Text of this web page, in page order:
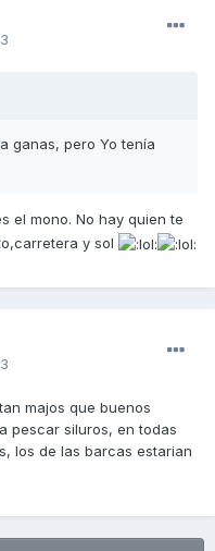
ganas, pero Yo tenía
el mono. No hay quien te
y sol
majos que buenos
pescar siluros, en todas
los de las barcas estarian